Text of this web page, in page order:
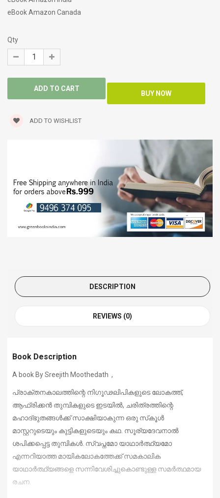
eBook Amazon Canada
Qty
ADD TO WISHLIST
DESCRIPTION
REVIEWS (0)
Book Description
A book By Sreejith Moothedath ,
പ്രാക്തനകാലത്തിന്റെ നിഗൂഢലിപികളുടെ ലോകത്ത്,
ആഫ്രിക്കന്‍ തുമ്പികളുടെ ഇടയില്‍, ചരിത്രത്തിന്റെ
മഹാദ്ഭുതങ്ങള്‍ക്ക് സാക്ഷിയാകുന്ന ഒരു സ്‌കൂള്‍
മാസ്റ്ററുടെയും കുട്ടികളുടെയും കഥ. സൂര്യദേവനാല്‍
ശപിക്കപ്പെട്ട തുമ്പികള്‍. സ്വപ്നമോ യാഥാര്‍ത്ഥ്യമോ
എന്നറിയാത്ത മായികലോകത്തേക്ക് സമകാലിക
യാഥാര്‍ത്ഥ്യങ്ങളെ സന്നിവേശിച്ചുകൊണ്ടുള്ള സമര്‍ത്ഥമായ
രചന.